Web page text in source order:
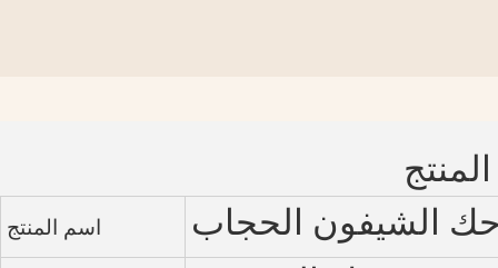
اسم المنتج الشيفون الحجاب